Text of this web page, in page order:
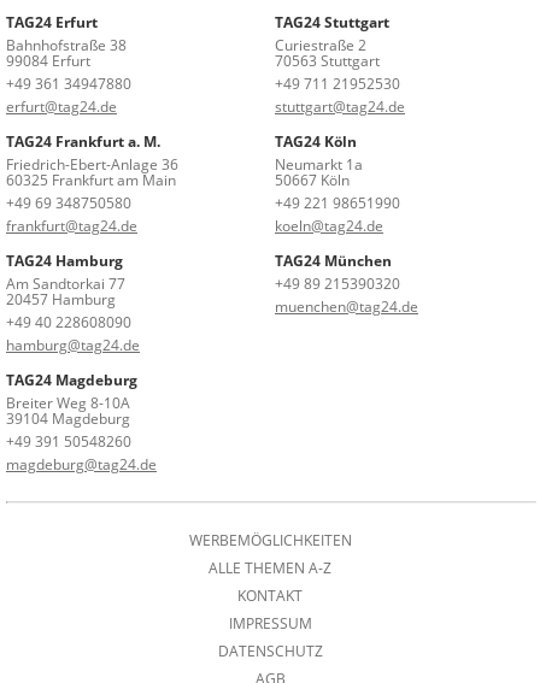
TAG24 Erfurt
Bahnhofstraße 38
99084 Erfurt
+49 361 34947880
erfurt@tag24.de
TAG24 Stuttgart
Curiestraße 2
70563 Stuttgart
+49 711 21952530
stuttgart@tag24.de
TAG24 Frankfurt a. M.
Friedrich-Ebert-Anlage 36
60325 Frankfurt am Main
+49 69 348750580
frankfurt@tag24.de
TAG24 Köln
Neumarkt 1a
50667 Köln
+49 221 98651990
koeln@tag24.de
TAG24 Hamburg
Am Sandtorkai 77
20457 Hamburg
+49 40 228608090
hamburg@tag24.de
TAG24 München
+49 89 215390320
muenchen@tag24.de
TAG24 Magdeburg
Breiter Weg 8-10A
39104 Magdeburg
+49 391 50548260
magdeburg@tag24.de
WERBEMÖGLICHKEITEN
ALLE THEMEN A-Z
KONTAKT
IMPRESSUM
DATENSCHUTZ
AGB